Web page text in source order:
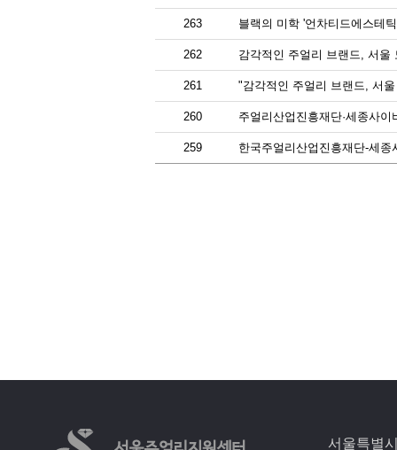
263 블랙의 미학 '언차티드에스테
262 감각적인 주얼리 브랜드, 서울
261 "감각적인 주얼리 브랜드, 서
260 주얼리산업진흥재단·세종사
259 한국주얼리산업진흥재단-세
서울특별